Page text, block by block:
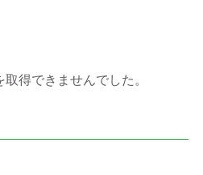
得できませんでした。